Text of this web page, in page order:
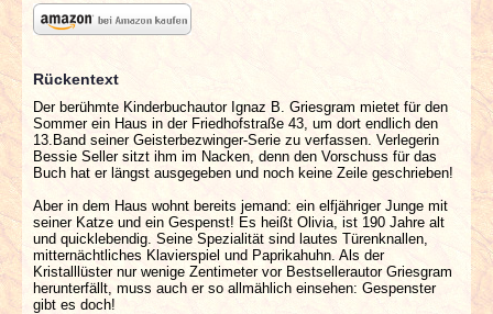
Rückentext
Der berühmte Kinderbuchautor Ignaz B. Griesgram mietet für den
Sommer ein Haus in der Friedhofstraße 43, um dort endlich den
13.Band seiner Geisterbezwinger-Serie zu verfassen. Verlegerin
Bessie Seller sitzt ihm im Nacken, denn den Vorschuss für das
Buch hat er längst ausgegeben und noch keine Zeile geschrieben!
Aber in dem Haus wohnt bereits jemand: ein elfjähriger Junge mit
seiner Katze und ein Gespenst! Es heißt Olivia, ist 190 Jahre alt
und quicklebendig. Seine Spezialität sind lautes Türenknallen,
mitternächtliches Klavierspiel und Paprikahuhn. Als der
Kristalllüster nur wenige Zentimeter vor Bestsellerautor Griesgram
herunterfällt, muss auch er so allmählich einsehen: Gespenster
gibt es doch!